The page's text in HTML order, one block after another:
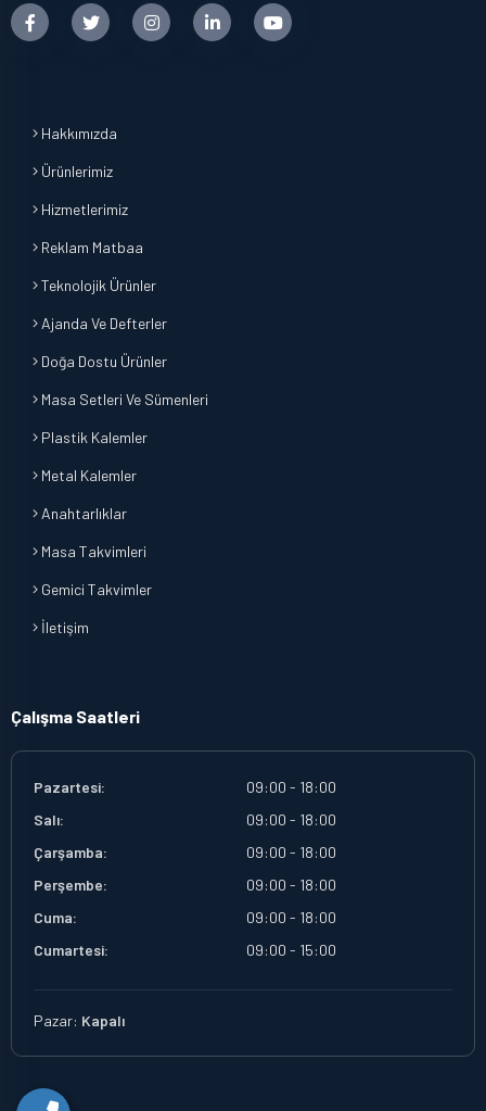
Hakkımızda
Ürünlerimiz
Hizmetlerimiz
Reklam Matbaa
Teknolojik Ürünler
Ajanda Ve Defterler
Doğa Dostu Ürünler
Masa Setleri Ve Sümenleri
Plastik Kalemler
Metal Kalemler
Anahtarlıklar
Masa Takvimleri
Gemici Takvimler
İletişim
Çalışma Saatleri
Pazartesi:
09:00 - 18:00
Salı:
09:00 - 18:00
Çarşamba:
09:00 - 18:00
Perşembe:
09:00 - 18:00
Cuma:
09:00 - 18:00
Cumartesi:
09:00 - 15:00
Pazar: Kapalı